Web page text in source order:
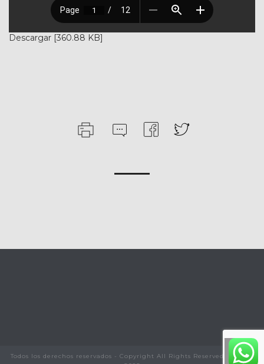
Descargar [360.88 KB]
Todos los derechos reservados - Copyright All Rights Reserved © 2020-